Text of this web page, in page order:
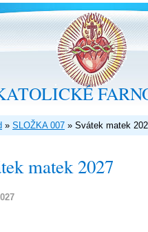
» SLOŽKA 007 » Svátek matek
matek 2027